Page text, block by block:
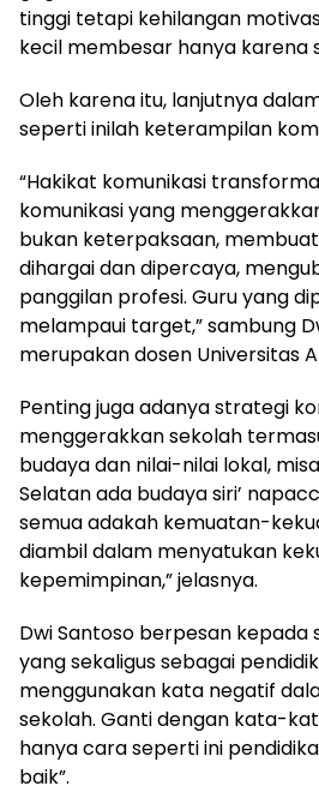
tinggi tetapi kehilangan
kecil membesar hanya karena
Oleh karena itu, lanjutnya
seperti inilah keterampilan
“Hakikat komunikasi
komunikasi yang
bukan keterpaksaan,
dihargai dan dipercaya,
panggilan profesi. Guru yang
melampaui target,” sambung
merupakan dosen Universitas
Penting juga adanya strategi
menggerakkan sekolah
budaya dan nilai-nilai lokal,
Selatan ada budaya siri’
semua adakah kemuatan-
diambil dalam menyatukan
kepemimpinan,” jelasnya.
Dwi Santoso berpesan kepada
yang sekaligus sebagai
menggunakan kata negatif
sekolah. Ganti dengan kata-
hanya cara seperti ini
baik”.